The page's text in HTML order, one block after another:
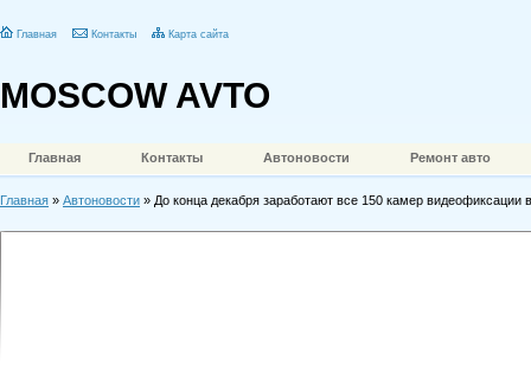
Главная Контакты Карта сайта
MOSCOW AVTO
Главная Контакты Автоновости Ремонт авто
Главная » Автоновости » До конца декабря заработают все 150 камер видеофиксации